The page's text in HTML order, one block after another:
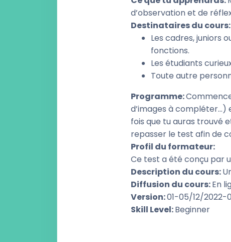
d’observation et de
Destinataires du cours:
Les cadres, juniors
fonctions.
Les étudiants
Toute autre
Programme:
d’images à compléter…)
fois que tu auras trouvé
repasser le test afin de
Profil du formateur:
Ce test a été conçu par
Description du cours:
Diffusion du cours:En
Version:01-05/12/2022-
Skill Level:Beginner